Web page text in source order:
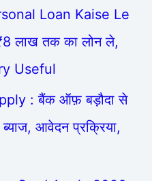
Loan Kaise Le
लाख तक का लोन ले,
Useful
: बैंक ऑफ़ बड़ौदा से
आवेदन प्रक्रिया,